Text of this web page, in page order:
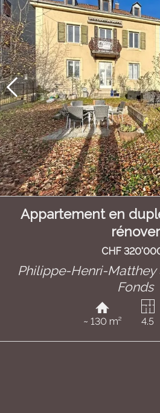
Appartement en
rénover
CHF
Philippe-Henri-Matthey
Fonds
~ 130 m² 4.5